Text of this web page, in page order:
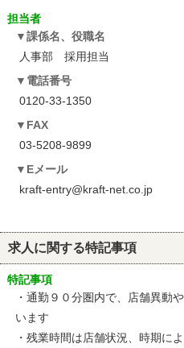
担当者
課係名、役職名
人事部 採用担当
電話番号
0120-33-1350
FAX
03-5208-9899
Eメール
kraft-entry@kraft-net.co.jp
求人に関する特記事項
特記事項
・通勤９０分圏内で、店舗異動
います
・残業時間は店舗状況、時期に